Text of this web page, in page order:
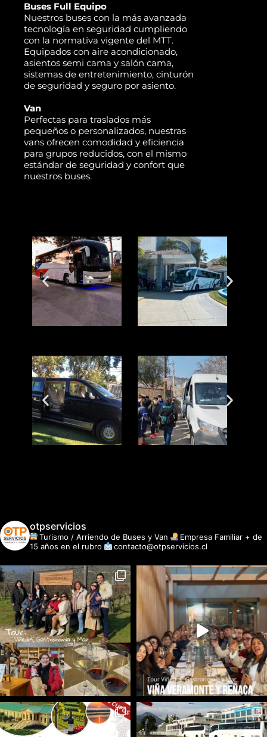
Buses Full Equipo
Nuestros buses con la más avanzada
tecnología en seguridad cumpliendo
con la normativa vigente del MTT.
Equipados con aire acondicionado,
asientos semi cama y salón cama,
sistemas de entretenimiento, cinturón
de seguridad y seguro por asiento.
Van
Perfectas para traslados más
pequeños o personalizados, nuestras
vans ofrecen comodidad y eficiencia
para grupos reducidos, con el mismo
estándar de seguridad y confort que
nuestros buses.
otpservicios
Turismo / Arriendo de Buses y Van
Empresa Familiar + de
15 años en el rubro
contacto@otpservicios.cl